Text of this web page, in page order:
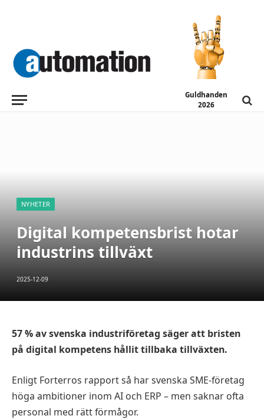
Guldhanden
2026
NYHETER
Digital kompetensbrist hotar
industrins tillväxt
2025-12-09
57 % av svenska industriföretag säger att bristen
på digital kompetens hållit tillbaka tillväxten.
Enligt Forterros rapport så har svenska SME-företag
höga ambitioner inom AI och ERP – men saknar ofta
personal med rätt förmågor.